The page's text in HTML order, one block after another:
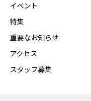
イベント
特集
重要なお知らせ
アクセス
スタッフ募集